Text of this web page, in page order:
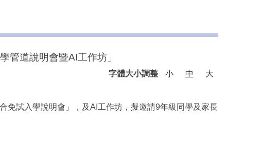
管道說明會暨AI工作坊」
字體大小調整 小 中
大
免試入學說明會」，及AI工作坊，擬邀請9年級同學及家長